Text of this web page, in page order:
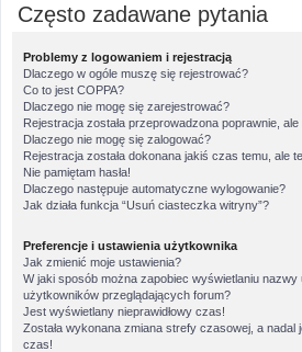
Często zadawane pytania
Problemy z logowaniem i rejestracją
Dlaczego w ogóle muszę się rejestrować?
Co to jest COPPA?
Dlaczego nie mogę się zarejestrować?
Rejestracja została przeprowadzona poprawnie,
Dlaczego nie mogę się zalogować?
Rejestracja została dokonana jakiś czas temu, ale
Nie pamiętam hasła!
Dlaczego następuje automatyczne wylogowanie?
Jak działa funkcja “Usuń ciasteczka witryny”?
Preferencje i ustawienia użytkownika
Jak zmienić moje ustawienia?
W jaki sposób można zapobiec wyświetlaniu
użytkowników przeglądających forum?
Jest wyświetlany nieprawidłowy czas!
Została wykonana zmiana strefy czasowej, a nadal
czas!